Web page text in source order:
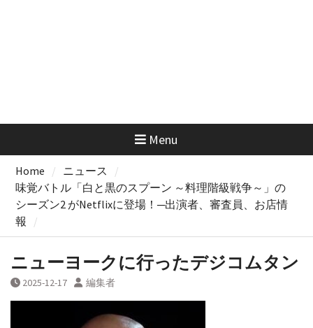
Menu
Home
ニュース
味覚バトル「白と黒のスプーン ～料理階級戦争～」の
シーズン2 がNetflixに登場！─出演者、審査員、お店情
報
ニューヨークに行ったデジコムタン
2025-12-17 編集者